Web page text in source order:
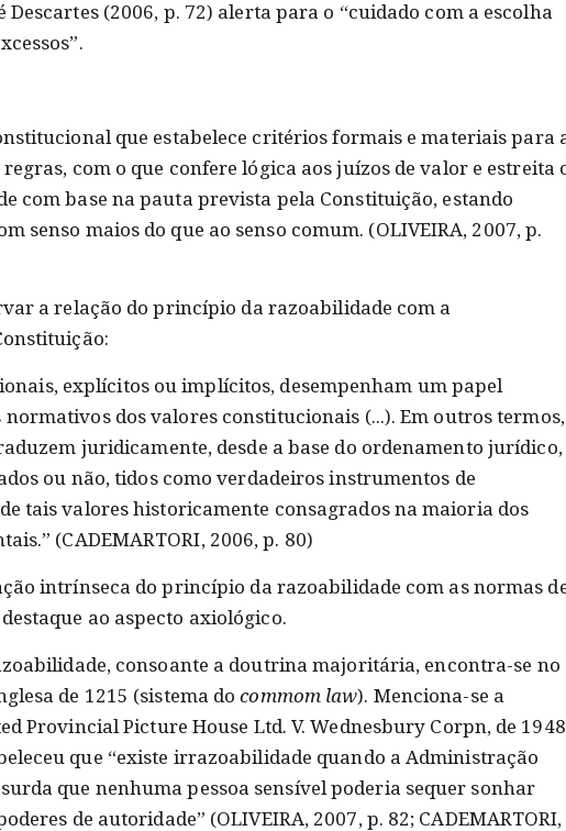
Descartes (2006, p. 72) alerta para o “cuidado com a escolha
que estabelece critérios formais e materiais para
com o que confere lógica aos juízos de valor e estreita
com base na pauta prevista pela Constituição, estando
senso maios do que ao senso comum. (OLIVEIRA, 2007, p.
a relação do princípio da razoabilidade com a
explícitos ou implícitos, desempenham um papel
dos valores constitucionais (...). Em outros termos,
juridicamente, desde a base do ordenamento jurídico,
ou não, tidos como verdadeiros instrumentos de
tais valores historicamente consagrados na maioria dos
(CADEMARTORI, 2006, p. 80)
intrínseca do princípio da razoabilidade com as normas
ao aspecto axiológico.
consoante a doutrina majoritária, encontra-se no
de 1215 (sistema docommom law). Menciona-se a
Provincial Picture House Ltd. V. Wednesbury Corpn, de
que “existe irrazoabilidade quando a Administração
que nenhuma pessoa sensível poderia sequer sonhar
de autoridade” (OLIVEIRA, 2007, p. 82; CADEMARTORI,